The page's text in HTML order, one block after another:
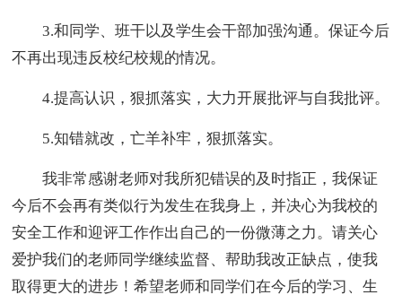
3.和同学、班干以及学生会干部加强沟通。保证今后
不再出现违反校纪校规的情况。
4.提高认识，狠抓落实，大力开展批评与自我批评。
5.知错就改，亡羊补牢，狠抓落实。
我非常感谢老师对我所犯错误的及时指正，我保证
今后不会再有类似行为发生在我身上，并决心为我校的
安全工作和迎评工作作出自己的一份微薄之力。请关心
爱护我们的老师同学继续监督、帮助我改正缺点，使我
取得更大的进步！希望老师和同学们在今后的学习、生